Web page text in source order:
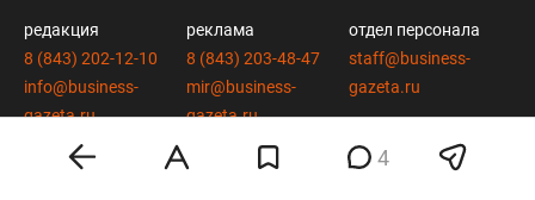
4
редакция
8 (843) 202-12-10
info@business-
gazeta.ru
реклама
8 (843) 203-48-47
mir@business-
gazeta.ru
отдел персонала
staff@business-
gazeta.ru